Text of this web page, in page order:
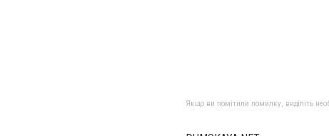
Якщо ви помітили помилку, виділіть